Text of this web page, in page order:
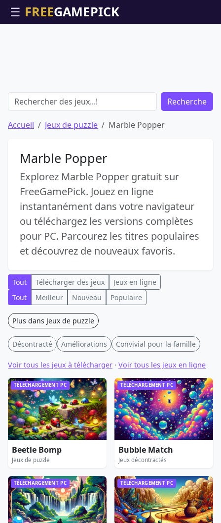
☰
Recherche
Accueil Jeux de puzzle Marble Popper
Marble Popper
Explorez Marble Popper gratuit sur
FreeGamePick. Jouez en ligne
instantanément dans votre navigateur
ou téléchargez les versions complètes
pour PC. Parcourez les titres populaires
et découvrez de nouveaux favoris.
Tout Télécharger des jeux
Jeux en ligne
Tout
Meilleur Nouveau Populaire
Plus dans Jeux de puzzle
Décontracté Améliorations Convivial pour la famille
Voir tous les jeux à télécharger · Voir tous les jeux en ligne
TÉLÉCHARGEMENT PC
Beetle Bomp
Jeux de puzzle
TÉLÉCHARGEMENT PC
Bubble Match
Jeux décontractés
TÉLÉCHARGEMENT PC TÉLÉCHARGEMENT PC